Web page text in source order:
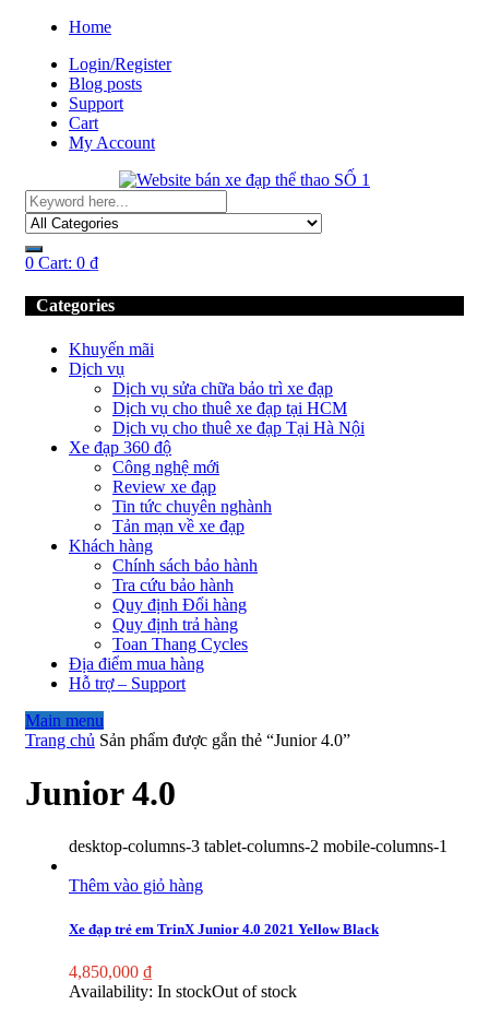
Home
Login/Register
Blog posts
Support
Cart
My Account
0 Cart: 0 ₫
Categories
Khuyến mãi
Dịch vụ
Dịch vụ sửa chữa bảo trì xe đạp
Dịch vụ cho thuê xe đạp tại HCM
Dịch vụ cho thuê xe đạp Tại Hà Nội
Xe đạp 360 độ
Công nghệ mới
Review xe đạp
Tin tức chuyên nghành
Tản mạn về xe đạp
Khách hàng
Chính sách bảo hành
Tra cứu bảo hành
Quy định Đổi hàng
Quy định trả hàng
Toan Thang Cycles
Địa điểm mua hàng
Hỗ trợ – Support
Main menu
Trang chủ Sản phẩm được gắn thẻ “Junior 4.0”
Junior 4.0
desktop-columns-3 tablet-columns-2 mobile-columns-1
Thêm vào giỏ hàng
Xe đạp trẻ em TrinX Junior 4.0 2021 Yellow Black
4,850,000 ₫
Availability: In stockOut of stock